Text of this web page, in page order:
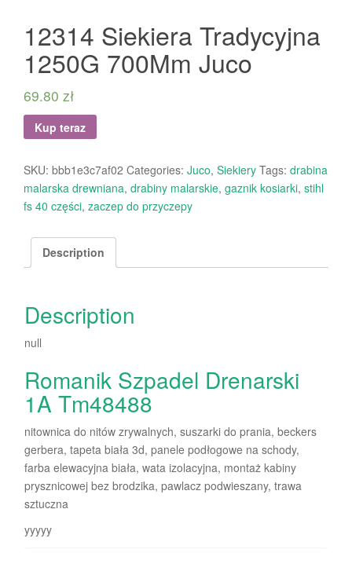
12314 Siekiera Tradycyjna
1250G 700Mm Juco
69.80 zł
Kup teraz
SKU: bbb1e3c7af02 Categories: Juco, Siekiery Tags: drabina
malarska drewniana, drabiny malarskie, gaznik kosiarki, stihl
fs 40 części, zaczep do przyczepy
Description
Description
null
Romanik Szpadel Drenarski
1A Tm48488
nitownica do nitów zrywalnych, suszarki do prania, beckers
gerbera, tapeta biała 3d, panele podłogowe na schody,
farba elewacyjna biała, wata izolacyjna, montaż kabiny
prysznicowej bez brodzika, pawlacz podwieszany, trawa
sztuczna
yyyyy